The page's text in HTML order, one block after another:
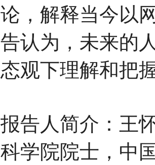
论，解释当今以
告认为，未来的
态观下理解和把
报告人简介：王
科学院院士，中